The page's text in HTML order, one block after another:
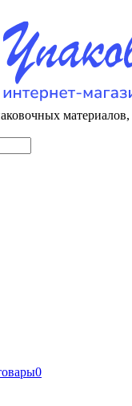
материалов,
0